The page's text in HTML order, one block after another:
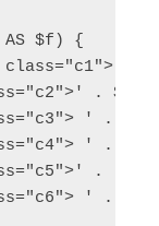
AS $f) {
class="c1">'
.
' .
' .
.
' .